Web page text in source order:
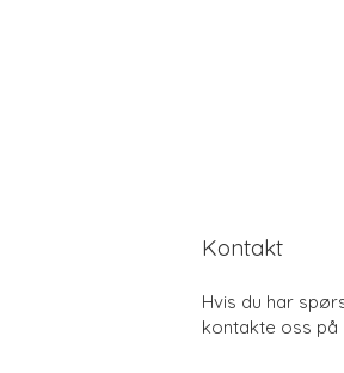
Kontakt
Hvis du har
kontakte oss på